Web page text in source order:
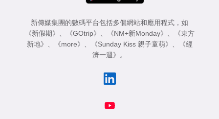
新傳媒集團的數碼平台包括多個網站和應用程式，如
《新假期》
《GOtrip》 《NM+新Monday》
《東方
新地》
《more》 《Sunday Kiss 親子童萌》
《經
濟一週》
。